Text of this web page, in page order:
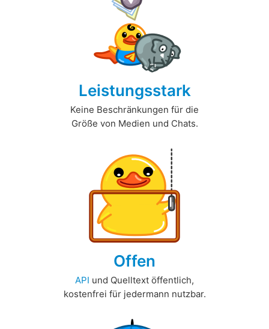
Leistungsstark
Keine Beschränkungen für die
Größe von Medien und Chats.
Offen
API und Quelltext öffentlich,
kostenfrei für jedermann nutzbar.